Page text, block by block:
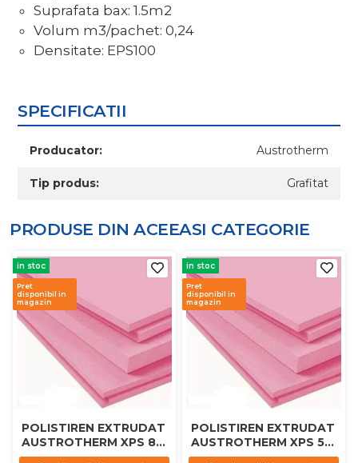
Suprafata bax: 1.5m2
Volum m3/pachet: 0,24
Densitate: EPS100
SPECIFICATII
Producator: Austrotherm
Tip produs: Grafitat
PRODUSE DIN ACEEASI CATEGORIE
in stoc
Pret
disponibil in
magazin
POLISTIREN EXTRUDAT
AUSTROTHERM XPS 80
MM
in stoc
Pret
disponibil in
magazin
POLISTIREN EXTRUDAT
AUSTROTHERM XPS 50
MM